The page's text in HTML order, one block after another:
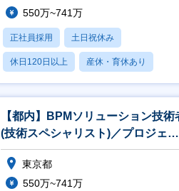
550万~741万
正社員採用 土日祝休み
休日120日以上 産休・育休あり
賞与あり
【都内】BPMソリューション技術
(技術スペシャリスト)／プロジェク
ト中核×上流工程×一部在宅可
東京都
550万~741万